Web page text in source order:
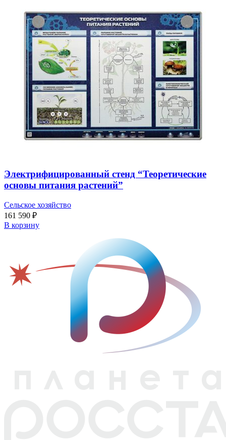
Электрифицированный стенд “Теоретические
основы питания растений”
Сельское хозяйство
161 590 ₽
В корзину